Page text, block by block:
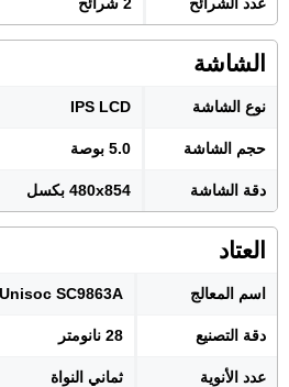
الشاشة
نوع الشاشة IPS LCD
حجم الشاشة 5.0 بوصة
دقة الشاشة 480x854 بكسل
العتاد
اسم المعالج Unisoc SC9863A
دقة التصنيع 28 نانومتر
عدد الأنوية ثماني النواة